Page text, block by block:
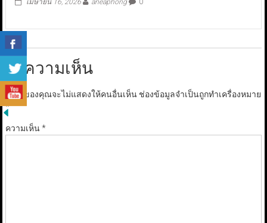
เมษายน 16, 2026 aneaphong 0
ใส่ความเห็น
อีเมลของคุณจะไม่แสดงให้คนอื่นเห็น ช่องข้อมูลจำเป็นถูกทำเครื่องหมาย
*
ความเห็น*